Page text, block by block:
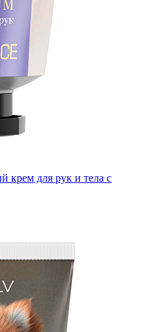
крем для рук и тела с